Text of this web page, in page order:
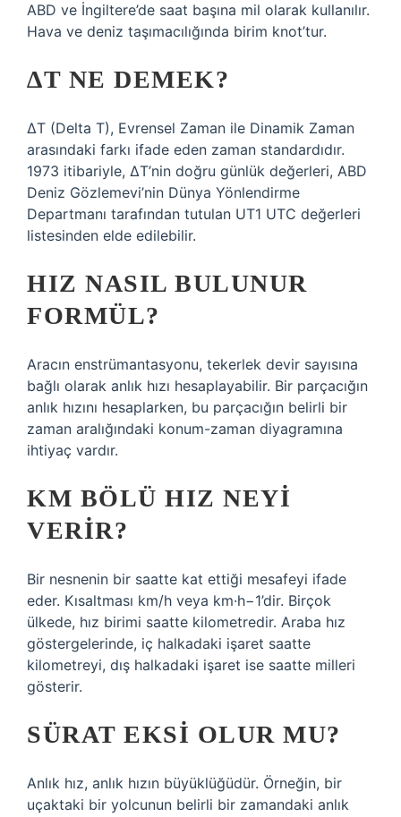
ABD ve İngiltere’de saat başına mil olarak kullanılır.
Hava ve deniz taşımacılığında birim knot’tur.
∆T NE DEMEK?
ΔT (Delta T), Evrensel Zaman ile Dinamik Zaman
arasındaki farkı ifade eden zaman standardıdır.
1973 itibariyle, ΔT’nin doğru günlük değerleri, ABD
Deniz Gözlemevi’nin Dünya Yönlendirme
Departmanı tarafından tutulan UT1 UTC değerleri
listesinden elde edilebilir.
HIZ NASIL BULUNUR
FORMÜL?
Aracın enstrümantasyonu, tekerlek devir sayısına
bağlı olarak anlık hızı hesaplayabilir. Bir parçacığın
anlık hızını hesaplarken, bu parçacığın belirli bir
zaman aralığındaki konum-zaman diyagramına
ihtiyaç vardır.
KM BÖLÜ HIZ NEYI
VERIR?
Bir nesnenin bir saatte kat ettiği mesafeyi ifade
eder. Kısaltması km/h veya km·h−1’dir. Birçok
ülkede, hız birimi saatte kilometredir. Araba hız
göstergelerinde, iç halkadaki işaret saatte
kilometreyi, dış halkadaki işaret ise saatte milleri
gösterir.
SÜRAT EKSI OLUR MU?
Anlık hız, anlık hızın büyüklüğüdür. Örneğin, bir
uçaktaki bir yolcunun belirli bir zamandaki anlık